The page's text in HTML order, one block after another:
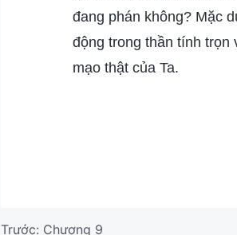
đang phán không? Mặc
động trong thần tính trọn
mạo thật của Ta.
Trước: Chương 9